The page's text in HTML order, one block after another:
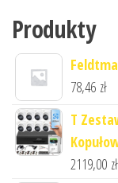
Produkty
78,46 zł
T
2119,00 zł